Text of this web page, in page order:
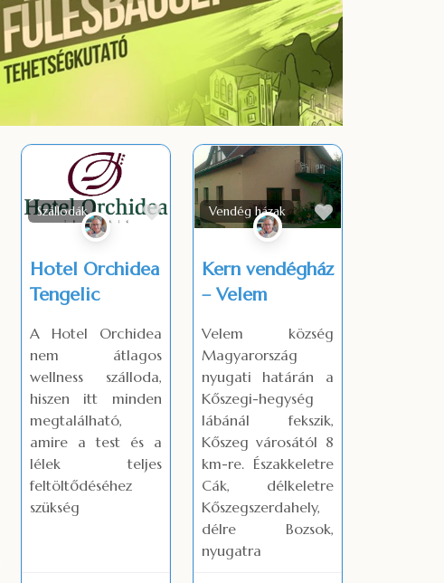
Szállodák Favorite
Hotel Orchidea
Tengelic
A Hotel Orchidea
nem átlagos
wellness szálloda,
hiszen itt minden
megtalálható,
amire a test és a
lélek teljes
feltöltődéséhez
szükség
Vendég házak Favorite
Kern vendégház
– Velem
Velem község
Magyarország
nyugati határán a
Kőszegi-hegység
lábánál fekszik,
Kőszeg városától 8
km-re. Északkeletre
Cák, délkeletre
Kőszegszerdahely,
délre Bozsok,
nyugatra